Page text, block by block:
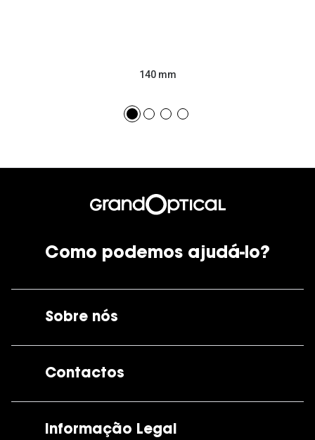
140 mm
Como podemos ajudá-lo?
Sobre nós
Contactos
Informação Legal